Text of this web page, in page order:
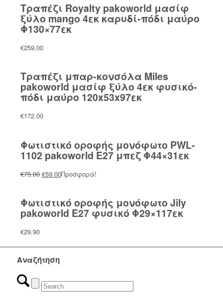
Τραπέζι Royalty pakoworld μασίφ
ξύλο mango 4εκ καρυδί-πόδι μαύρο
Φ130×77εκ
€259.00
Τραπέζι μπαρ-κονσόλα Miles
pakoworld μασίφ ξύλο 4εκ φυσικό-
πόδι μαύρο 120x53x97εκ
€172.00
Φωτιστικό οροφής μονόφωτο PWL-
1102 pakoworld Ε27 μπεζ Φ44×31εκ
€75.00 Original
€75.00.
€59.00Η
είναι:
€59.00.
Προσφορά!
Φωτιστικό οροφής μονόφωτο Jily
pakoworld E27 φυσικό Φ29×117εκ
€29.90
Αναζήτηση